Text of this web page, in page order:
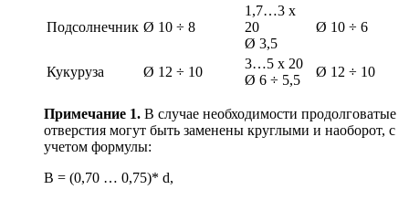
Подсолнечник Ø 10 ÷ 8
1,7…3 х
20
Ø 3,5
Ø 10 ÷ 6
Кукуруза Ø 12 ÷ 10
3…5 х 20
Ø 6 ÷ 5,5
Ø 12 ÷ 10
Примечание 1. В случае необходимости продолговатые
отверстия могут быть заменены круглыми и наоборот, с
учетом формулы:
В = (0,70 … 0,75)* d,